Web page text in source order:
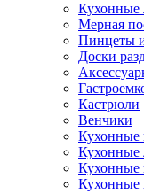
Кухонные
Мерная
Пинцеты
Доски
Кастрюли
Венчики
Кухонные
Кухонные
Кухонные